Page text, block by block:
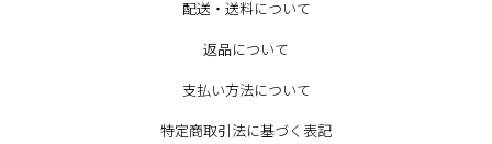
配送・送料について
返品について
支払い方法について
特定商取引法に基づく表記